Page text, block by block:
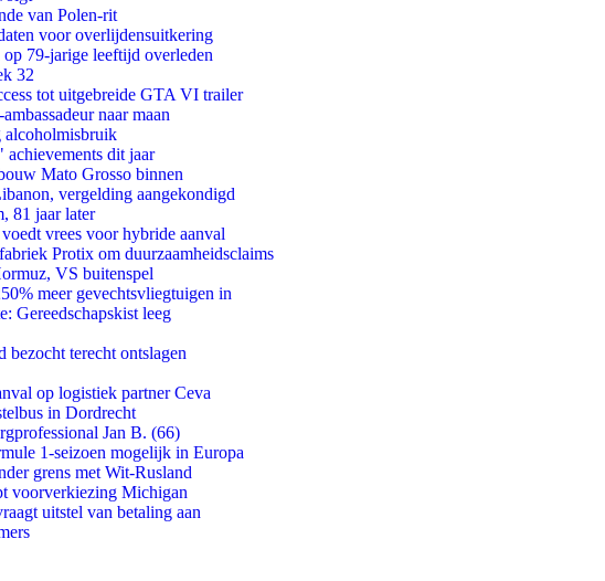
van Polen-rit
voor overlijdensuitkering
79-jarige leeftijd overleden
32
tot uitgebreide GTA VI trailer
naar maan
alcoholmisbruik
dit jaar
Mato Grosso binnen
vergelding aangekondigd
81 jaar later
vrees voor hybride aanval
Protix om duurzaamheidsclaims
VS buitenspel
meer gevechtsvliegtuigen in
Gereedschapskist leeg
bezocht terecht ontslagen
op logistiek partner Ceva
in Dordrecht
Jan B. (66)
1-seizoen mogelijk in Europa
grens met Wit-Rusland
voorverkiezing Michigan
uitstel van betaling aan